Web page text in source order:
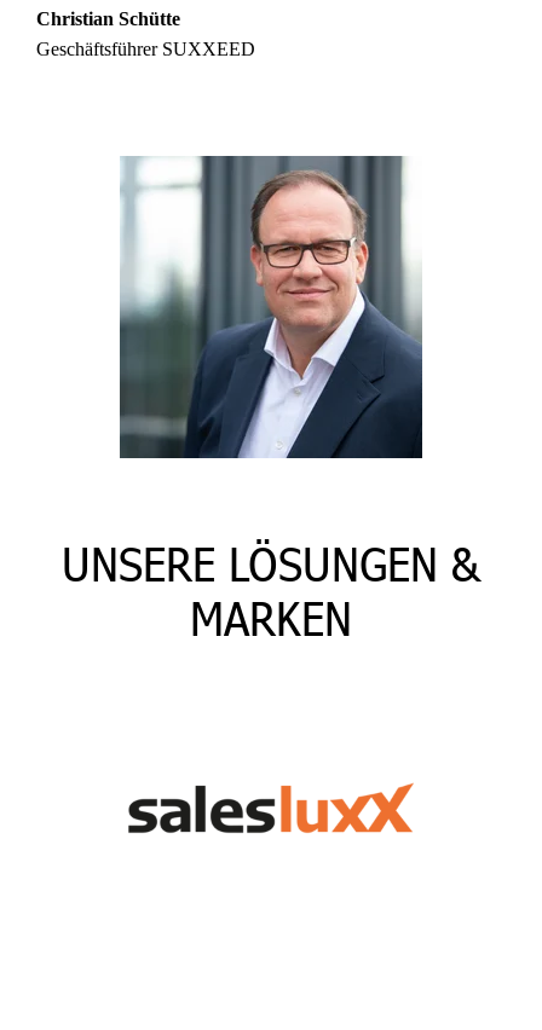
Christian Schütte
Geschäftsführer SUXXEED
UNSERE LÖSUNGEN &
MARKEN